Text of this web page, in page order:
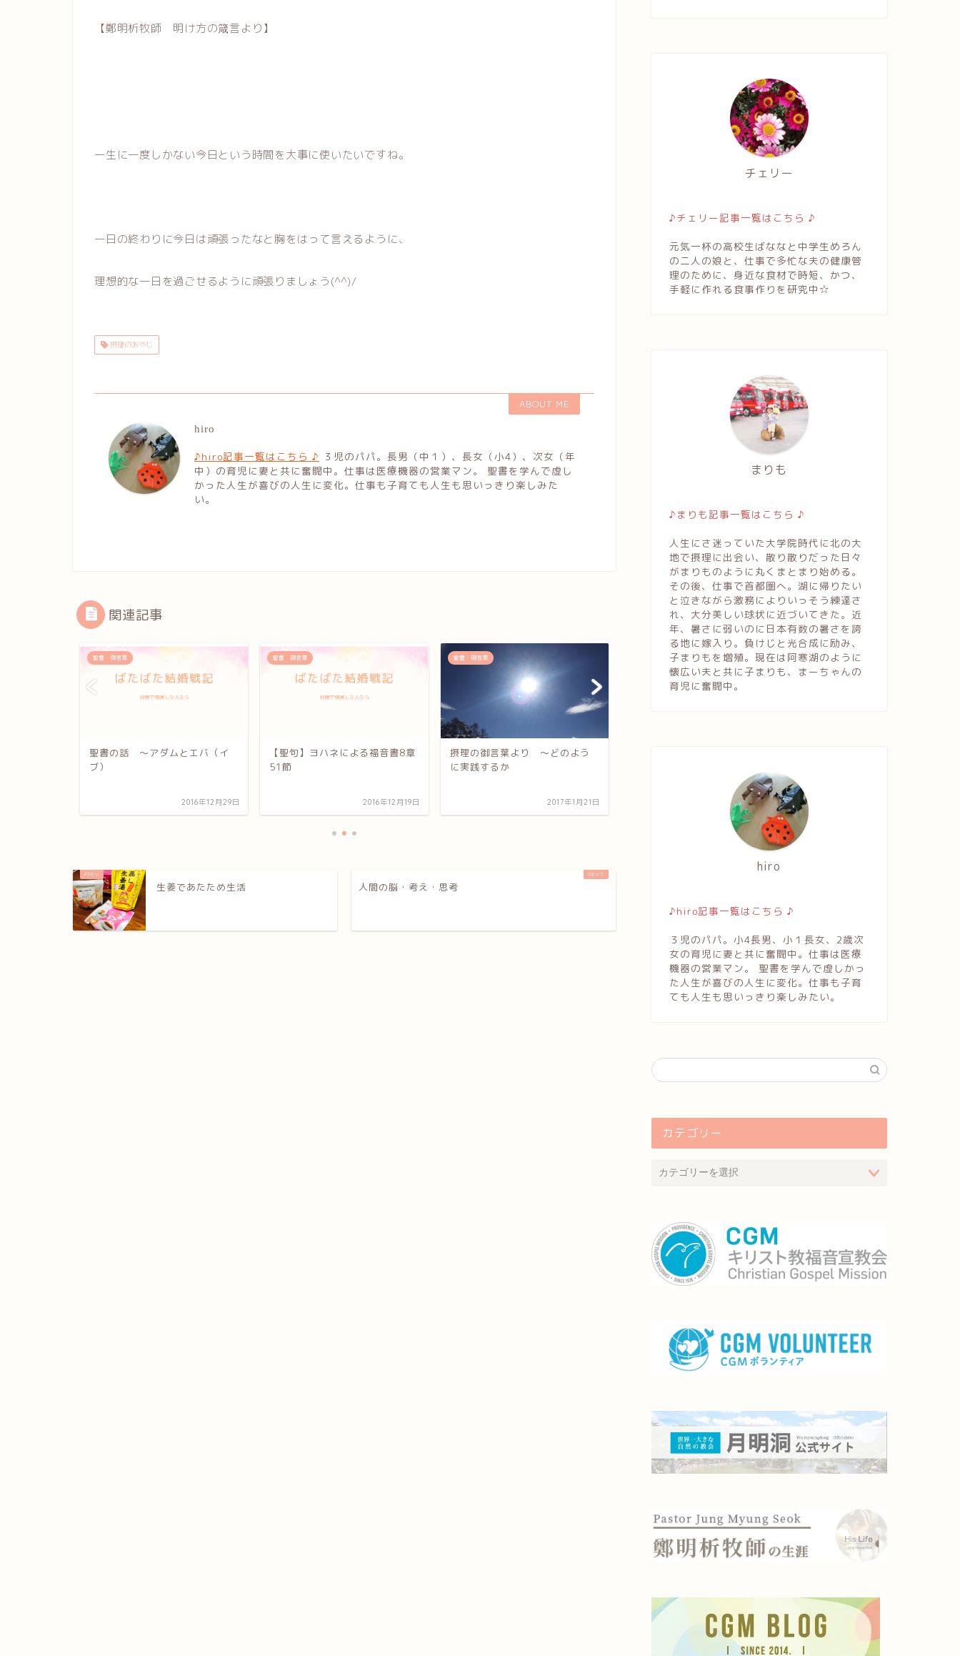
【鄭明析牧師 明け方の箴言より】
一生に一度しかない今日という時間を大事に使いたいですね。
一日の終わりに今日は頑張ったなと胸をはって言えるように、
理想的な一日を過ごせるように頑張りましょう(^^)/
摂理のおやじ
ABOUT ME
hiro
♪hiro記事一覧はこちら ♪ ３児のパパ。長男（中１）、長女（小4）、次女（年
中）の育児に妻と共に奮闘中。仕事は医療機器の営業マン。 聖書を学んで虚し
かった人生が喜びの人生に変化。仕事も子育ても人生も思いっきり楽しみた
い。
関連記事
聖書・御言葉
聖書の話 〜アダムとエバ（イ
ブ）
2016年12月29日
聖書・御言葉
【聖句】ヨハネによる福音書8章
51節
2016年12月19日
聖書・御言葉
摂理の御言葉より 〜どのよう
に実践するか
2017年1月21日 2016年12月29日
聖書・御言葉
生姜であたため生活 人間の脳・考え・思考
チェリー
♪チェリー記事一覧はこちら ♪
元気一杯の高校生ばななと中学生めろん
の二人の娘と、仕事で多忙な夫の健康管
理のために、身近な食材で時短、かつ、
手軽に作れる食事作りを研究中☆
まりも
♪まりも記事一覧はこちら ♪
人生にさ迷っていた大学院時代に北の大
地で摂理に出会い、散り散りだった日々
がまりものように丸くまとまり始める。
その後、仕事で首都圏へ。湖に帰りたい
と泣きながら激務によりいっそう練達さ
れ、大分美しい球状に近づいてきた。近
年、暑さに弱いのに日本有数の暑さを誇
る地に嫁入り。負けじと光合成に励み、
子まりもを増殖。現在は阿寒湖のように
懐広い夫と共に子まりも、まーちゃんの
育児に奮闘中。
hiro
♪hiro記事一覧はこちら ♪
３児のパパ。小4長男、小１長女、2歳次
女の育児に妻と共に奮闘中。仕事は医療
機器の営業マン。 聖書を学んで虚しかっ
た人生が喜びの人生に変化。仕事も子育
ても人生も思いっきり楽しみたい。
カテゴリー